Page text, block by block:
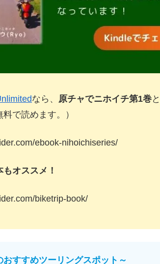
なら、 原チャでニホイチ第1巻と
料で読めます。）
ebook-nihoichiseries/
オススメ！
biketrip-book/
おすすめツーリングスポット～